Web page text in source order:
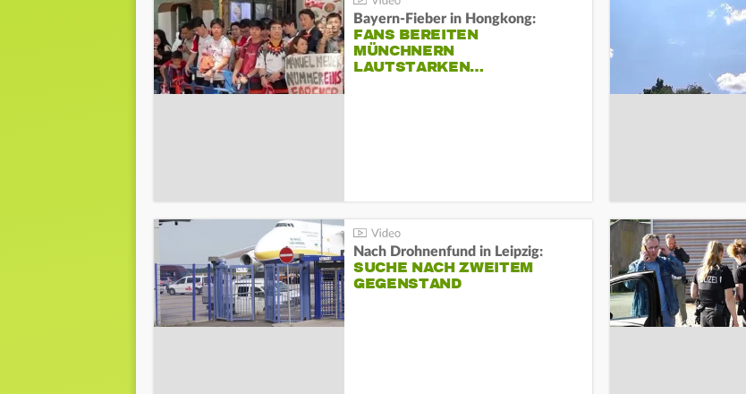
Bayern-Fieber in Hongkong:
FANS BEREITEN
MÜNCHNERN
LAUTSTARKEN…
Nach Drohnenfund in Leipzig:
SUCHE NACH ZWEITEM
GEGENSTAND